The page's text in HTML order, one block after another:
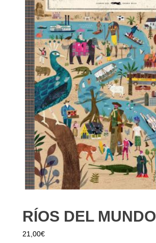
RÍOS DEL MUNDO
21,00€